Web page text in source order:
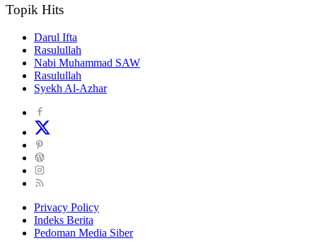
Topik Hits
Darul Ifta
Rasulullah
Nabi Muhammad SAW
Rasulullah
Syekh Al-Azhar
Privacy Policy
Indeks Berita
Pedoman Media Siber